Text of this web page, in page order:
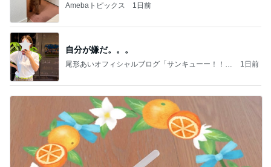
Amebaトピックス 1日前
自分が嫌だ。。。
尾形あいオフィシャルブログ「サンキューー！！尾
1日前